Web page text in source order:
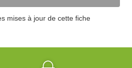
mises à jour de cette fiche